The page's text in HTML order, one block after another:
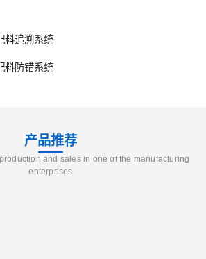
料追溯系统
料防错系统
产品推荐
and sales in one of the manufacturing
enterprises